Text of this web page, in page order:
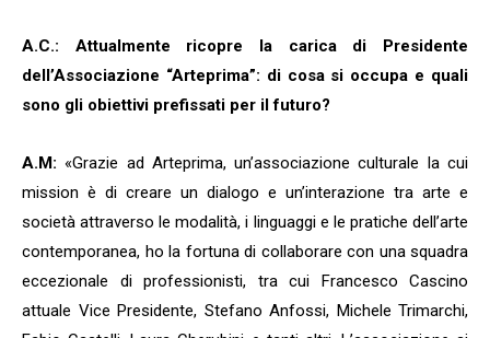
A.C.: Attualmente ricopre la carica di Presidente
dell’Associazione “Arteprima”: di cosa si occupa e quali
sono gli obiettivi prefissati per il futuro?
A.M: «Grazie ad Arteprima, un’associazione culturale la cui
mission è di creare un dialogo e un’interazione tra arte e
società attraverso le modalità, i linguaggi e le pratiche dell’arte
contemporanea, ho la fortuna di collaborare con una squadra
eccezionale di professionisti, tra cui Francesco Cascino
attuale Vice Presidente, Stefano Anfossi, Michele Trimarchi,